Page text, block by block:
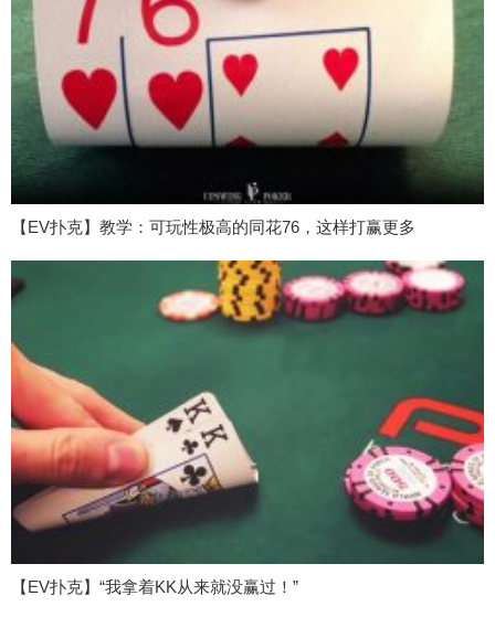
【EV扑克】教学：可玩性极高的同花76，这样打赢更多
【EV扑克】“我拿着KK从来就没赢过！”